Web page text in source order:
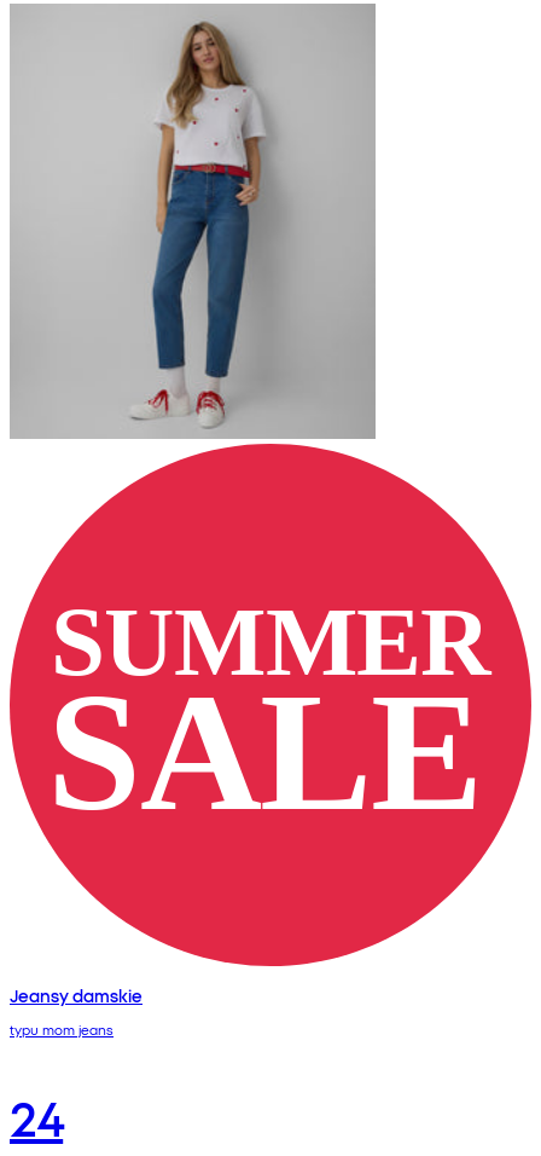
Jeansy damskie
typu mom jeans
24